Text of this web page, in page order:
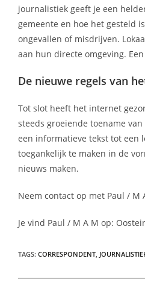
journalistiek geeft je een
gemeente en hoe het gesteld
ongevallen of misdrijven.
aan hun directe omgeving.
De nieuwe regels van
Tot slot heeft het internet
steeds groeiende toename
een informatieve tekst tot een
toegankelijk te maken in de
nieuws maken.
Neem contact op met Paul / M
Je vind Paul / M A M op:
TAGS: CORRESPONDENT